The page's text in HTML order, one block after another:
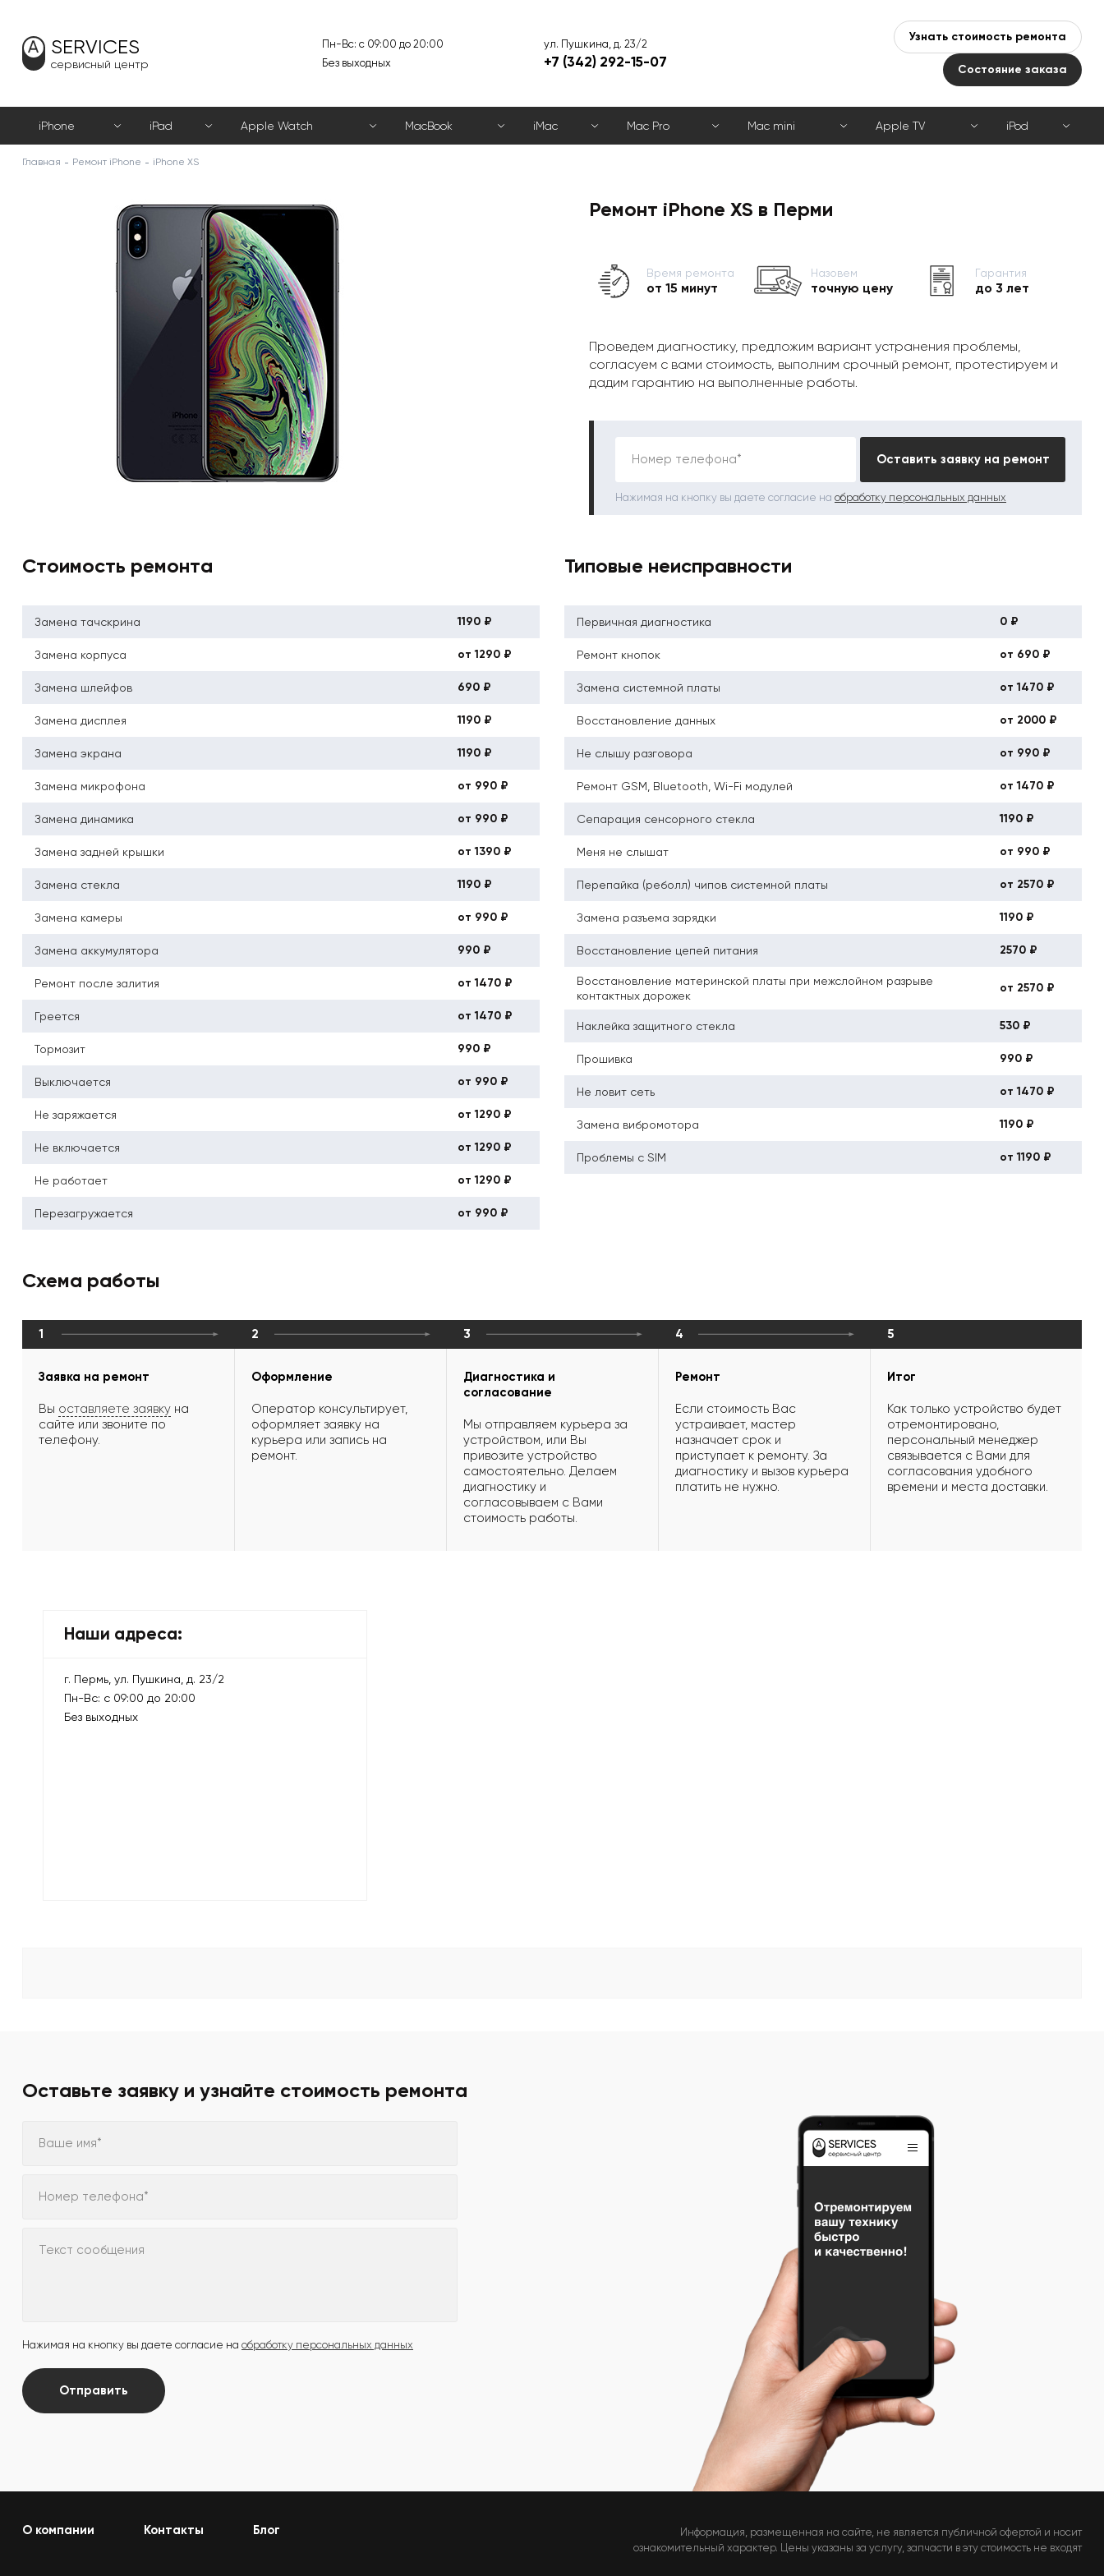
SERVICES
сервисный центр
Пн-Вс: с 09:00 до 20:00
Без выходных
ул. Пушкина, д. 23/2
+7 (342) 292-15-07
Узнать стоимость ремонта
Состояние заказа
iPhone iPad Apple Watch MacBook iMac Mac Pro Mac mini Apple TV iPod
Главная Ремонт iPhone iPhone XS
Ремонт iPhone XS в Перми
Время ремонта
от 15 минут
Назовем
точную цену
Гарантия
до 3 лет
Проведем диагностику, предложим вариант устранения проблемы,
согласуем с вами стоимость, выполним срочный ремонт, протестируем и
дадим гарантию на выполненные работы.
Номер телефона* Оставить заявку на ремонт
Нажимая на кнопку вы даете согласие на обработку персональных данных
Стоимость ремонта
Замена тачскрина 1190 ₽
Замена корпуса от 1290 ₽
Замена шлейфов 690 ₽
Замена дисплея 1190 ₽
Замена экрана 1190 ₽
Замена микрофона от 990 ₽
Замена динамика от 990 ₽
Замена задней крышки от 1390 ₽
Замена стекла 1190 ₽
Замена камеры от 990 ₽
Замена аккумулятора 990 ₽
Ремонт после залития от 1470 ₽
Греется от 1470 ₽
Тормозит 990 ₽
Выключается от 990 ₽
Не заряжается от 1290 ₽
Не включается от 1290 ₽
Не работает от 1290 ₽
Перезагружается от 990 ₽
Типовые неисправности
Первичная диагностика 0 ₽
Ремонт кнопок от 690 ₽
Замена системной платы от 1470 ₽
Восстановление данных от 2000 ₽
Не слышу разговора от 990 ₽
Ремонт GSM, Bluetooth, Wi-Fi модулей от 1470 ₽
Сепарация сенсорного стекла 1190 ₽
Меня не слышат от 990 ₽
Перепайка (реболл) чипов системной платы от 2570 ₽
Замена разъема зарядки 1190 ₽
Восстановление цепей питания 2570 ₽
Восстановление материнской платы при межслойном разрыве
контактных дорожек
от 2570 ₽
Наклейка защитного стекла 530 ₽
Прошивка 990 ₽
Не ловит сеть от 1470 ₽
Замена вибромотора 1190 ₽
Проблемы с SIM от 1190 ₽
Схема работы
1
Заявка на ремонт
Вы оставляете заявку на
сайте или звоните по
телефону.
2
Оформление
Оператор консультирует,
оформляет заявку на
курьера или запись на
ремонт.
3
Диагностика и
согласование
Мы отправляем курьера за
устройством, или Вы
привозите устройство
самостоятельно. Делаем
диагностику и
согласовываем с Вами
стоимость работы.
4
Ремонт
Если стоимость Вас
устраивает, мастер
назначает срок и
приступает к ремонту. За
диагностику и вызов курьера
платить не нужно.
5
Итог
Как только устройство будет
отремонтировано,
персональный менеджер
связывается с Вами для
согласования удобного
времени и места доставки.
Наши адреса:
г. Пермь, ул. Пушкина, д. 23/2
Пн-Вс: с 09:00 до 20:00
Без выходных
Оставьте заявку и узнайте стоимость ремонта
Ваше имя*
Номер телефона*
Текст сообщения
Нажимая на кнопку вы даете согласие на обработку персональных данных
Отправить
О компании Контакты Блог
Информация, размещенная на сайте, не является публичной офертой и носит
ознакомительный характер. Цены указаны за услугу, запчасти в эту стоимость не входят